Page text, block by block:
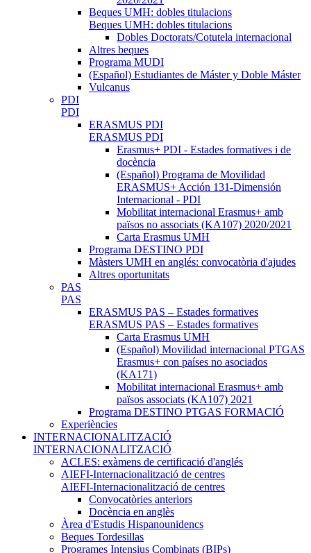
Beques UMH: dobles titulacions
Beques UMH: dobles titulacions
Dobles Doctorats/Cotutela internacional
Altres beques
Programa MUDI
(Español) Estudiantes de Máster y Doble Máster
Vulcanus
PDI
PDI
ERASMUS PDI
ERASMUS PDI
Erasmus+ PDI - Estades formatives i de
docència
(Español) Programa de Movilidad
ERASMUS+ Acción 131-Dimensión
Internacional - PDI
Mobilitat internacional Erasmus+ amb
països no associats (KA107) 2020/2021
Carta Erasmus UMH
Programa DESTINO PDI
Màsters UMH en anglés: convocatòria d'ajudes
Altres oportunitats
PAS
PAS
ERASMUS PAS – Estades formatives
ERASMUS PAS – Estades formatives
Carta Erasmus UMH
(Español) Movilidad internacional PTGAS
Erasmus+ con países no asociados
(KA171)
Mobilitat internacional Erasmus+ amb
països associats (KA107) 2021
Programa DESTINO PTGAS FORMACIÓ
Experiències
INTERNACIONALITZACIÓ
INTERNACIONALITZACIÓ
ACLES: exàmens de certificació d'anglés
AIEFI-Internacionalització de centres
AIEFI-Internacionalització de centres
Convocatòries anteriors
Docència en anglès
Àrea d'Estudis Hispanounidencs
Beques Tordesillas
Programes Intensius Combinats (BIPs)